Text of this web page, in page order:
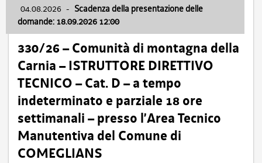
04.08.2026 - Scadenza della presentazione delle
domande: 18.09.2026 12:00
330/26 – Comunità di montagna della
Carnia – ISTRUTTORE DIRETTIVO
TECNICO – Cat. D – a tempo
indeterminato e parziale 18 ore
settimanali – presso l’Area Tecnico
Manutentiva del Comune di
COMEGLIANS